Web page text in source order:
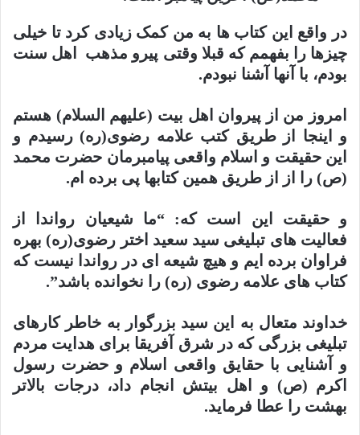
در واقع این کتاب ها به من کمک زیادی کرد تا خیلی
چیزها را بفهمم که قبلا وقتی پیرو مذهب اهل سنت
بودم، با آنها آشنا نبودم.
امروز من از پیروان اهل بیت (علیهم السلام) هستم
و اینجا از طریق کتب علامه رضوی(ره) رسیدم و
این حقیقت و اسلام واقعی پیامبرمان حضرت محمد
(ص) را از از طریق همین کتابها پی برده ام.
و حقیقت این است که: “ما شیعیان رواندا از
فعالیت های تبلیغی سید سعید اختر رضوی(ره) بهره
فراوان برده ایم و هیچ شیعه ای در رواندا نیست که
کتاب های علامه رضوی (ره) را نخوانده باشد”.
خداوند متعال به این سید بزرگوار به خاطر کارهای
تبلیغی بزرگی که در شرق آفریقا برای هدایت مردم
و آشنایی با حقایق واقعی اسلام و حضرت رسول
اکرم (ص) و اهل بیتش انجام داد، درجات بالاتر
بهشت را عطا فرماید.